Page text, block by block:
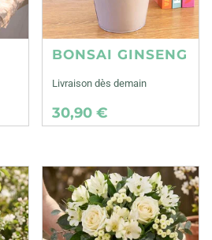
BONSAI GINSENG
Livraison dès demain
30,90 €